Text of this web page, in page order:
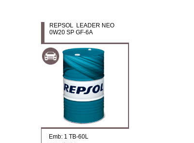
REPSOL LEADER NEO
0W20 SP GF-6A
Emb: 1 TB-60L